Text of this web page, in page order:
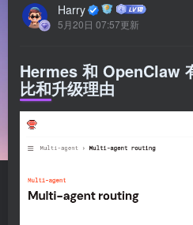
Harry
5月20日 07:57更新
Hermes 和 OpenClaw
比和升级理由